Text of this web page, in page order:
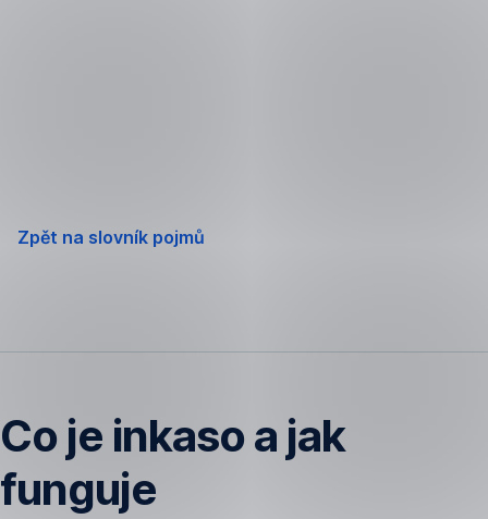
Zpět na slovník pojmů
Co je inkaso a jak
funguje